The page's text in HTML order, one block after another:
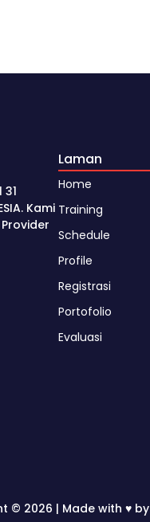
Kami
Laman
Home
Training
Schedule
Profile
Registrasi
Portofolio
Evaluasi
© 2026 | Made with ♥ by